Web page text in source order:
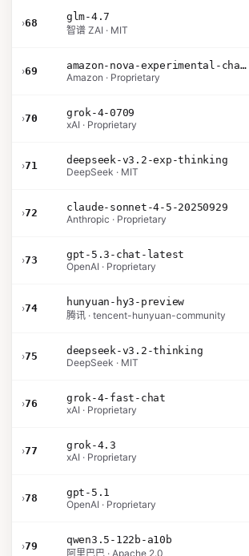
›68
glm-4.7
智谱 ZAI · MIT
›69
amazon-nova-experimental-chat-26-02-10
Amazon · Proprietary
›70
grok-4-0709
xAI · Proprietary
›71
deepseek-v3.2-exp-thinking
DeepSeek · MIT
›72
claude-sonnet-4-5-20250929
Anthropic · Proprietary
›73
gpt-5.3-chat-latest
OpenAI · Proprietary
›74
hunyuan-hy3-preview
腾讯 · tencent-hunyuan-community
›75
deepseek-v3.2-thinking
DeepSeek · MIT
›76
grok-4-fast-chat
xAI · Proprietary
›77
grok-4.3
xAI · Proprietary
›78
gpt-5.1
OpenAI · Proprietary
›79
qwen3.5-122b-a10b
阿里巴巴 · Apache 2.0